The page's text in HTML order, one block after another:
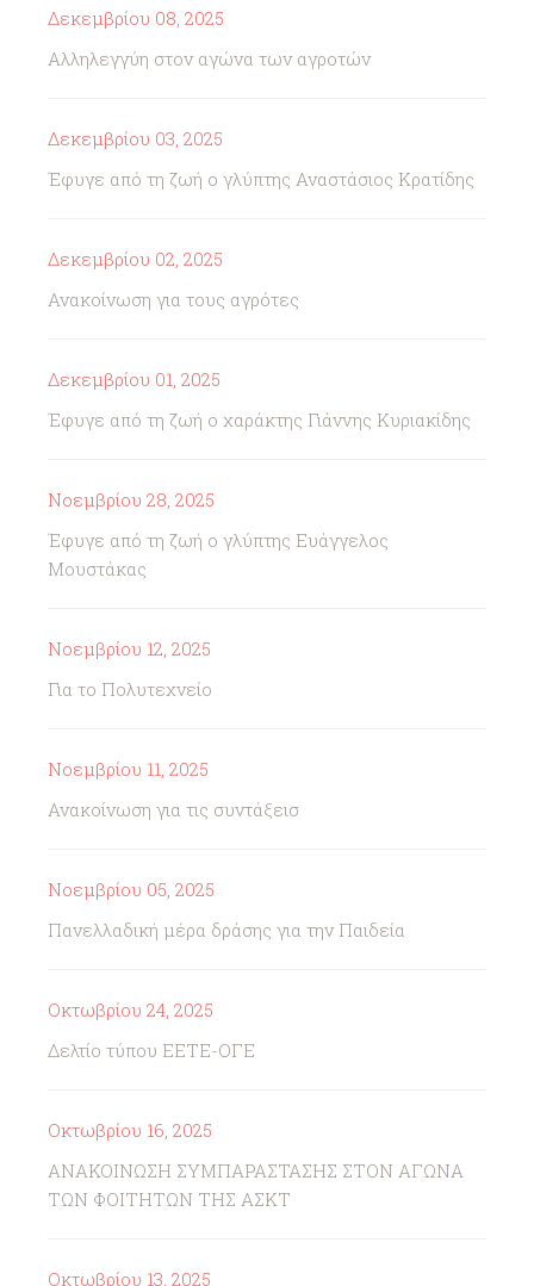
Δεκεμβρίου 08, 2025
Αλληλεγγύη στον αγώνα των αγροτών
Δεκεμβρίου 03, 2025
Έφυγε από τη ζωή ο γλύπτης Αναστάσιος Κρατίδης
Δεκεμβρίου 02, 2025
Ανακοίνωση για τους αγρότες
Δεκεμβρίου 01, 2025
Έφυγε από τη ζωή ο χαράκτης Γιάννης Κυριακίδης
Νοεμβρίου 28, 2025
Έφυγε από τη ζωή ο γλύπτης Ευάγγελος
Μουστάκας
Νοεμβρίου 12, 2025
Για το Πολυτεχνείο
Νοεμβρίου 11, 2025
Ανακοίνωση για τις συντάξεισ
Νοεμβρίου 05, 2025
Πανελλαδική μέρα δράσης για την Παιδεία
Οκτωβρίου 24, 2025
Δελτίο τύπου ΕΕΤΕ-ΟΓΕ
Οκτωβρίου 16, 2025
ΑΝΑΚΟΙΝΩΣΗ ΣΥΜΠΑΡΑΣΤΑΣΗΣ ΣΤΟΝ ΑΓΩΝΑ
ΤΩΝ ΦΟΙΤΗΤΩΝ ΤΗΣ ΑΣΚΤ
Οκτωβρίου 13, 2025